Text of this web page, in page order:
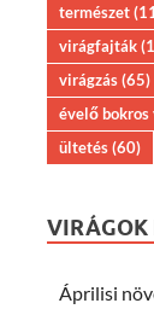
természet
virágfajták
virágzás(65)
évelő bokros
ültetés(60)
VIRÁGOK
Áprilisi